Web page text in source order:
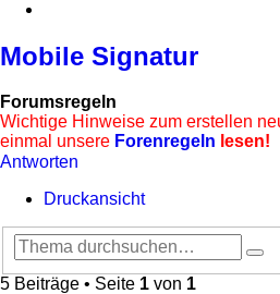
Mobile Signatur
Forumsregeln
Wichtige Hinweise zum erstellen
einmal unsere Forenregeln lesen!
Antworten
Druckansicht
5 Beiträge • Seite 1 von 1